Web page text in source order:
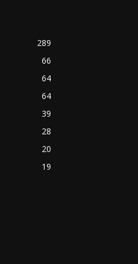
289
66
64
64
39
28
20
19